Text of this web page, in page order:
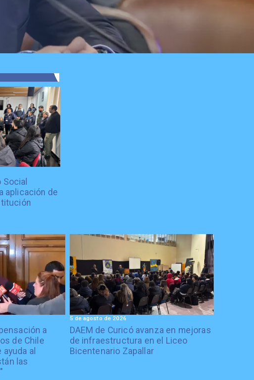
aplicación de
a
de Chile
ayuda al
las
DAEM de Curicó avanza en mejoras
de infraestructura en el Liceo
Bicentenario Zapallar
5 de agosto de 2026